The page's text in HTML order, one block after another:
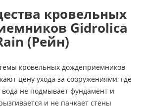
кровельных
Gidrolica
(Рейн)
кровельных дождеприемников
цену ухода за сооружениями, где
не подмывает фундамент и
и не пачкает стены